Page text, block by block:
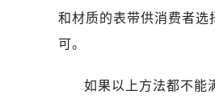
和材质的表带供消费者选
可。
如果以上方法都不能